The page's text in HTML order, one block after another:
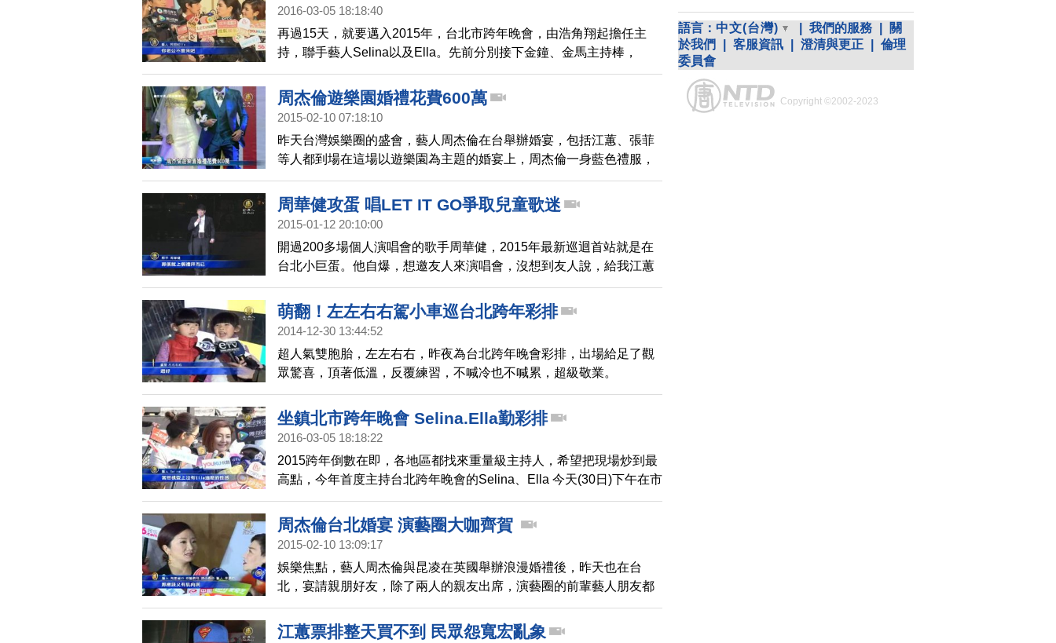
2016-03-05 18:18:40
再過15天，就要邁入2015年，台北市跨年晚會，由浩角翔起擔任主
持，聯手藝人Selina以及Ella。先前分別接下金鐘、金馬主持棒，
Selina以及Ella在跨年晚會合體主持，還特地取了團名，叫作「大聲萱
樺」。
周杰倫遊樂園婚禮花費600萬
2015-02-10 07:18:10
昨天台灣娛樂圈的盛會，藝人周杰倫在台舉辦婚宴，包括江蕙、張菲
等人都到場在這場以遊樂園為主題的婚宴上，周杰倫一身藍色禮服，
帶著愛犬走紅毯，新娘昆凌則是批白紗、甜蜜洋溢，這場婚宴總共花
費預估為600萬元；而周董堅持不收禮金，讓娛樂圈來賓說，「整個
壓力都沒了。」
周華健攻蛋 唱LET IT GO爭取兒童歌迷
2015-01-12 20:10:00
開過200多場個人演唱會的歌手周華健，2015年最新巡迴首站就是在
台北小巨蛋。他自爆，想邀友人來演唱會，沒想到友人說，給我江蕙
的票就好。
萌翻！左左右右駕小車巡台北跨年彩排
2014-12-30 13:44:52
超人氣雙胞胎，左左右右，昨夜為台北跨年晚會彩排，出場給足了觀
眾驚喜，頂著低溫，反覆練習，不喊冷也不喊累，超級敬業。
坐鎮北市跨年晚會 Selina.Ella勤彩排
2016-03-05 18:18:22
2015跨年倒數在即，各地區都找來重量級主持人，希望把現場炒到最
高點，今年首度主持台北跨年晚會的Selina、Ella 今天(30日)下午在市
府前彩排，為明天的跨年晚會做好準備。
周杰倫台北婚宴 演藝圈大咖齊賀
2015-02-10 13:09:17
娛樂焦點，藝人周杰倫與昆凌在英國舉辦浪漫婚禮後，昨天也在台
北，宴請親朋好友，除了兩人的親友出席，演藝圈的前輩藝人朋友都
前來祝賀。
江蕙票排整天買不到 民眾怨寬宏亂象
語言： 中文(台灣) 我們的服務
關
於我們
客服資訊 澄清與更正
倫理
委員會
Copyright ©2002-2023